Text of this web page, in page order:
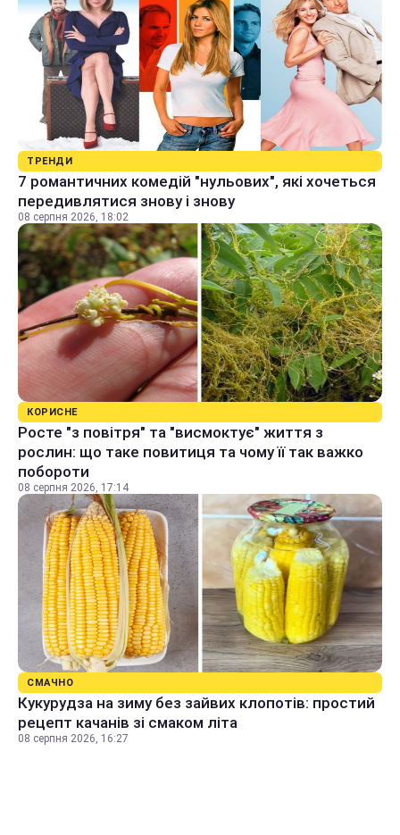
ТРЕНДИ
7 романтичних комедій "нульових", які хочеться
передивлятися знову і знову
08 серпня 2026, 18:02
КОРИСНЕ
Росте "з повітря" та "висмоктує" життя з
рослин: що таке повитиця та чому її так важко
побороти
08 серпня 2026, 17:14
СМАЧНО
Кукурудза на зиму без зайвих клопотів: простий
рецепт качанів зі смаком літа
08 серпня 2026, 16:27